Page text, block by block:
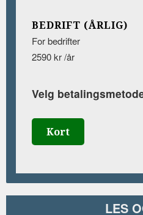
BEDRIFT (ÅRLIG)
For bedrifter
2590 kr /år
Velg
Kort
LES